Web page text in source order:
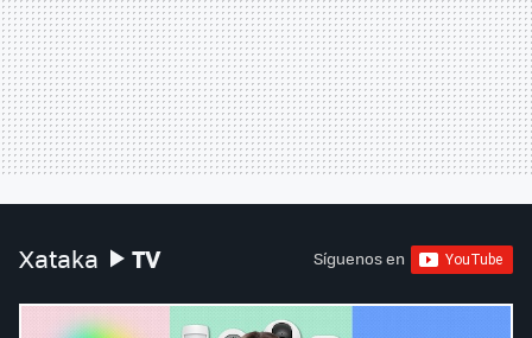
Xataka TV Síguenos en